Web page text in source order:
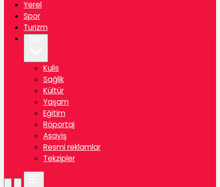
Yerel
Spor
Turizm
Kulis
Sağlik
Kültür
Yaşam
Eğitim
Röportaj
Asayiş
Resmi reklamlar
Tekzipler